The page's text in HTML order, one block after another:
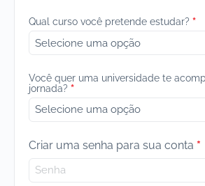
Qual curso você pretende estudar? *
Você quer uma universidade te
jornada? *
Criar uma senha para sua conta *